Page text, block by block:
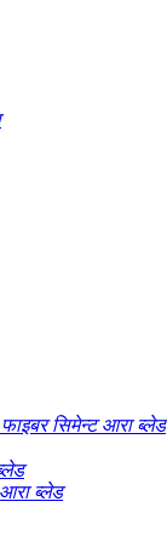
सिमेन्ट आरा ब्लेड
ब्लेड